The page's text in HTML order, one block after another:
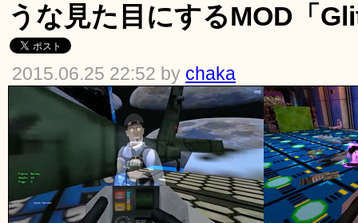
うな見た目にするMOD「
2015.06.25 22:52 by chaka